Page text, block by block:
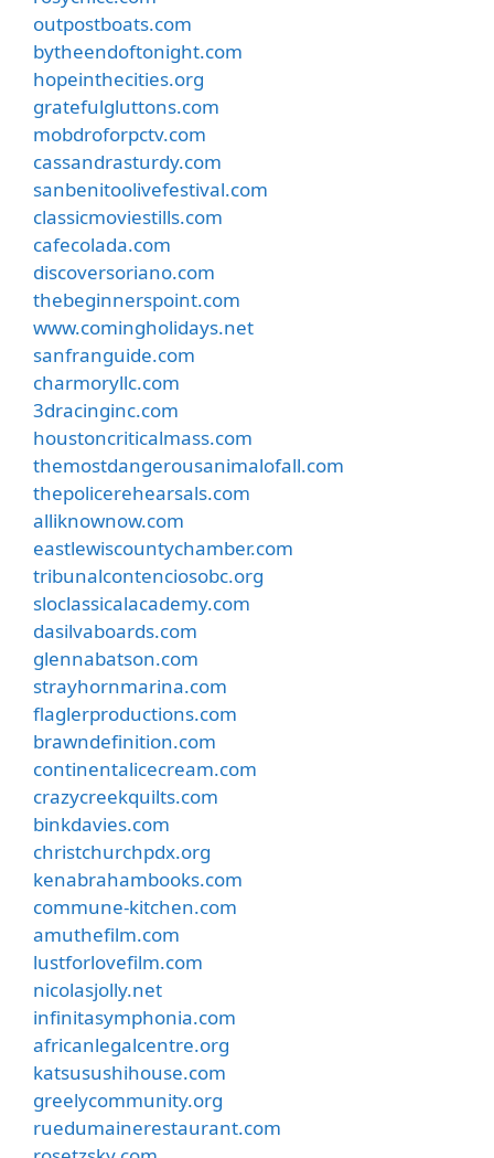
outpostboats.com
bytheendoftonight.com
hopeinthecities.org
gratefulgluttons.com
mobdroforpctv.com
cassandrasturdy.com
sanbenitoolivefestival.com
classicmoviestills.com
cafecolada.com
discoversoriano.com
thebeginnerspoint.com
www.comingholidays.net
sanfranguide.com
charmoryllc.com
3dracinginc.com
houstoncriticalmass.com
themostdangerousanimalofall.com
thepolicerehearsals.com
alliknownow.com
eastlewiscountychamber.com
tribunalcontenciosobc.org
sloclassicalacademy.com
dasilvaboards.com
glennabatson.com
strayhornmarina.com
flaglerproductions.com
brawndefinition.com
continentalicecream.com
crazycreekquilts.com
binkdavies.com
christchurchpdx.org
kenabrahambooks.com
commune-kitchen.com
amuthefilm.com
lustforlovefilm.com
nicolasjolly.net
infinitasymphonia.com
africanlegalcentre.org
katsusushihouse.com
greelycommunity.org
ruedumainerestaurant.com